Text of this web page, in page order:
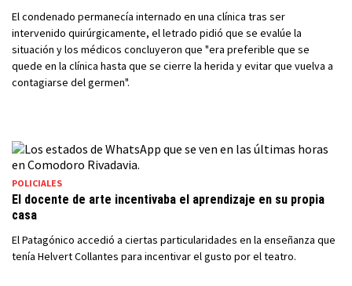
El condenado permanecía internado en una clínica tras ser
intervenido quirúrgicamente, el letrado pidió que se evalúe la
situación y los médicos concluyeron que "era preferible que se
quede en la clínica hasta que se cierre la herida y evitar que vuelva a
contagiarse del germen".
POLICIALES
El docente de arte incentivaba el aprendizaje en su propia
casa
El Patagónico accedió a ciertas particularidades en la enseñanza que
tenía Helvert Collantes para incentivar el gusto por el teatro.